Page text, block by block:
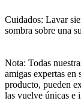
Cuidados: Lavar
sombra sobre una
Nota: Todas
amigas expertas en
producto, pueden
las vuelve únicas e